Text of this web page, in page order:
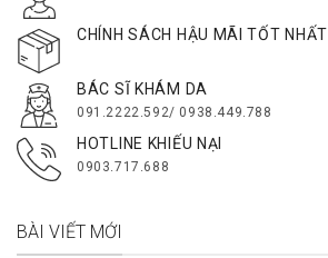
CHÍNH SÁCH HẬU MÃI TỐT NHẤT
BÁC SĨ KHÁM DA
091.2222.592/ 0938.449.788
HOTLINE KHIẾU NẠI
0903.717.688
BÀI VIẾT MỚI